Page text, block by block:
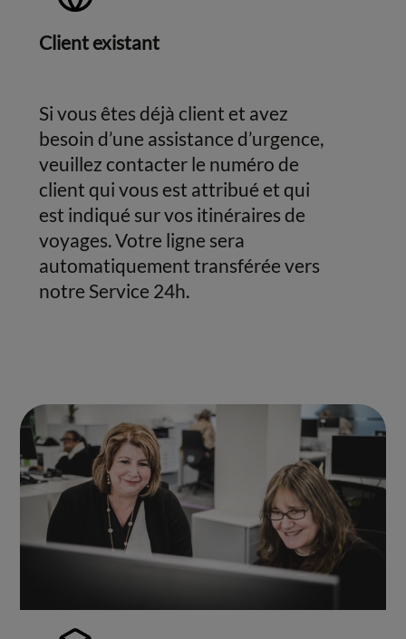
Client existant
Si vous êtes déjà client et avez
besoin d’une assistance d’urgence,
veuillez contacter le numéro de
client qui vous est attribué et qui
est indiqué sur vos itinéraires de
voyages. Votre ligne sera
automatiquement transférée vers
notre Service 24h.